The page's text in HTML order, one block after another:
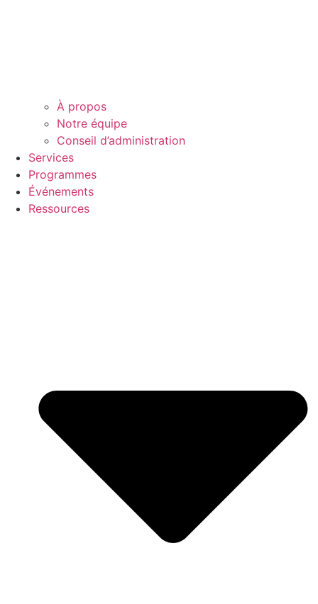
À propos
Notre équipe
Conseil d’administration
Services
Programmes
Événements
Ressources